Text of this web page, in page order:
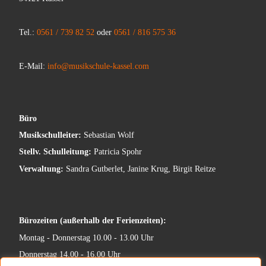
Tel.: 0561 / 739 82 52oder 0561 / 816 575 36
E-Mail: info@musikschule-kassel.com
Büro
Musikschulleiter: Sebastian Wolf
Stellv. Schulleitung: Patricia Spohr
Verwaltung: Sandra Gutberlet, Janine Krug, Birgit Reitze
Bürozeiten (außerhalb der Ferienzeiten):
Montag - Donnerstag 10.00 - 13.00 Uhr
Donnerstag 14.00 - 16.00 Uhr